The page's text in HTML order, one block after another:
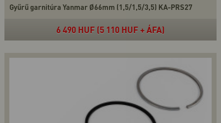
Gyűrű garnitúra Yanmar Ø66mm (1,5/1,5/3,5) KA-PRS27
6 490 HUF (5 110 HUF + ÁFA)